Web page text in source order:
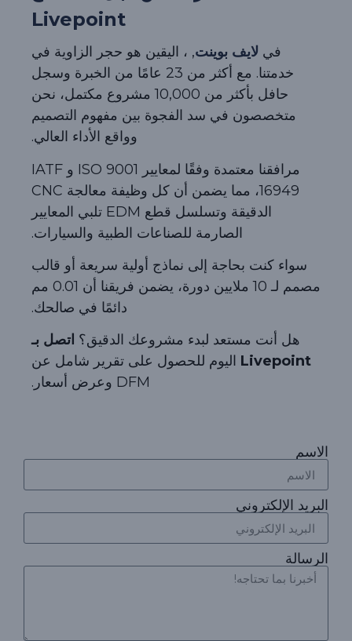
Livepoint
في لايف بوينت, ، اليقين هو حجر الزاوية في
خدمتنا. مع أكثر من 23 عامًا من الخبرة وسجل
حافل بأكثر من 10,000 مشروع مكتمل، نحن
متخصصون في سد الفجوة بين مفهوم التصميم
وواقع الأداء العالي.
مرافقنا معتمدة وفقًا لمعايير ISO 9001 و IATF
16949، مما يضمن أن كل وظيفة معالجة CNC
الدقيقة وتسلسل قطع EDM تلبي المعايير
الصارمة للصناعات الطبية والسيارات.
سواء كنت بحاجة إلى نماذج أولية سريعة أو قالب
مصمم لـ 10 ملايين دورة، يضمن فريقنا أن 0.01 مم
دائمًا في صالحك.
هل أنت مستعد لبدء مشروعك الدقيق؟ اتصل بـ
Livepoint اليوم للحصول على تقرير شامل عن
DFM وعرض أسعار.
الاسم
البريد الإلكتروني
الرسالة